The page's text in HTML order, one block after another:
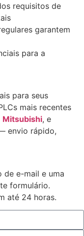
requisitos de
garantem
para a
para seus
mais recentes
Mitsubishi, e
envio rápido,
de e-mail e uma
formulário.
até 24 horas.